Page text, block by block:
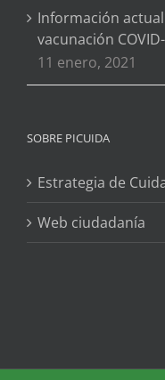
Información
vacunación
11 enero, 2021
SOBRE PICUIDA
Estrategia de
Web ciudadanía